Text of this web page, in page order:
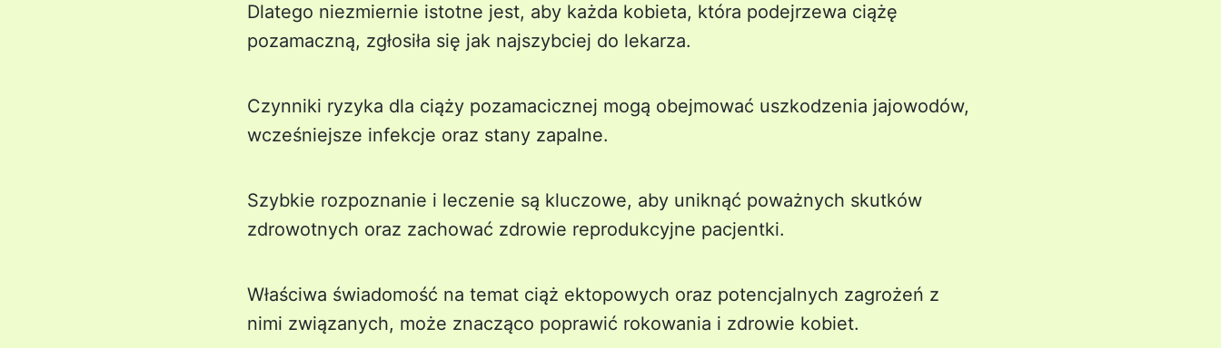
Dlatego niezmiernie istotne jest, aby każda kobieta, która podejrzewa ciążę
pozamaczną, zgłosiła się jak najszybciej do lekarza.
Czynniki ryzyka dla ciąży pozamacicznej mogą obejmować uszkodzenia jajowodów,
wcześniejsze infekcje oraz stany zapalne.
Szybkie rozpoznanie i leczenie są kluczowe, aby uniknąć poważnych skutków
zdrowotnych oraz zachować zdrowie reprodukcyjne pacjentki.
Właściwa świadomość na temat ciąż ektopowych oraz potencjalnych zagrożeń z
nimi związanych, może znacząco poprawić rokowania i zdrowie kobiet.